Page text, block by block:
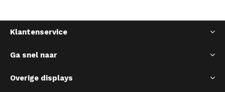
Klantenservice
Ga snel naar
Overige displays